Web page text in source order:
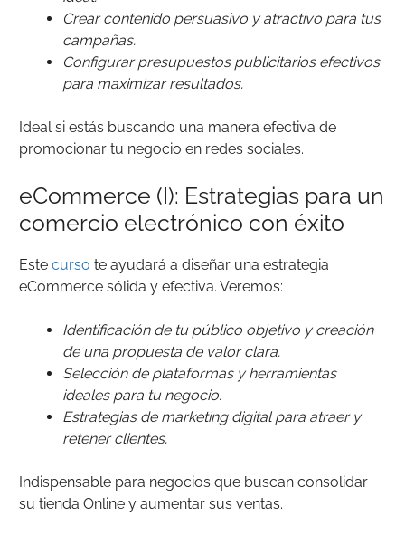
Crear contenido persuasivo y atractivo para tus
campañas.
Configurar presupuestos publicitarios efectivos
para maximizar resultados.
Ideal si estás buscando una manera efectiva de
promocionar tu negocio en redes sociales.
eCommerce (I): Estrategias para un
comercio electrónico con éxito
Este curso te ayudará a diseñar una estrategia
eCommerce sólida y efectiva. Veremos:
Identificación de tu público objetivo y creación
de una propuesta de valor clara.
Selección de plataformas y herramientas
ideales para tu negocio.
Estrategias de marketing digital para atraer y
retener clientes.
Indispensable para negocios que buscan consolidar
su tienda Online y aumentar sus ventas.